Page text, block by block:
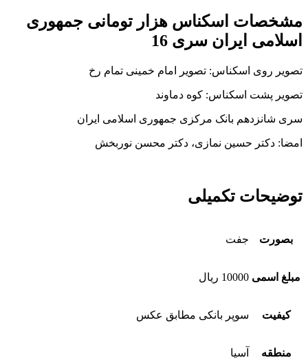
مشخصات اسکناس هزار تومانی جمهوری
اسلامی ایران سری 16
تصویر روی اسکناس: تصویر امام خمینی تمام رخ
تصویر پشت اسکناس: کوه دماوند
سری شانزدهم بانک مرکزی جمهوری اسلامی ایران
امضا: دکتر حسین نمازی، دکتر محسن نوربخش
توضیحات تکمیلی
بصورت جفت
مبلغ اسمی 10000 ریال
کیفیت سوپر بانکی مطابق عکس
منطقه آسیا